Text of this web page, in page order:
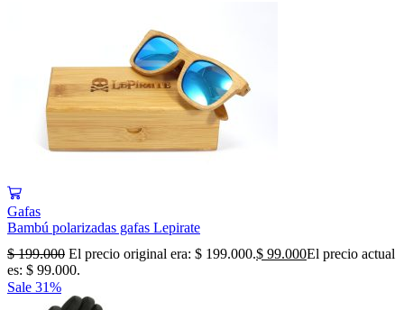
Gafas
Bambú polarizadas gafas Lepirate
$199.000 El precio original era: $ 199.000.$ 99.000El precio actual
es: $ 99.000.
Sale 31%